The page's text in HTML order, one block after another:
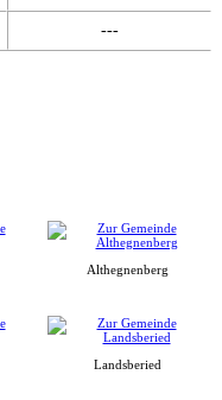
---
Althegnenberg
Landsberied